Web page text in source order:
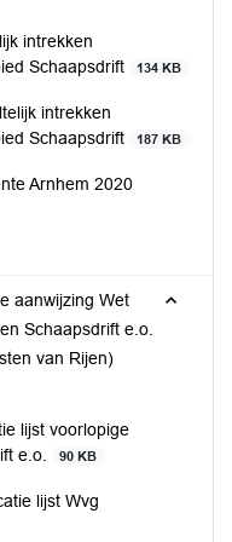
intrekken
Schaapsdrift
134 KB
intrekken
Schaapsdrift
187 KB
Arnhem 2020
aanwijzing Wet
Schaapsdrift e.o.
van Rijen)
lijst voorlopige
e.o.
90 KB
lijst Wvg